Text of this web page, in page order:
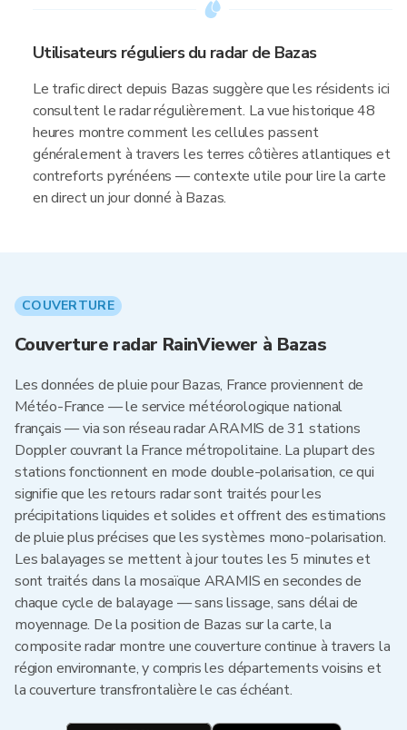
Utilisateurs réguliers du radar de Bazas
Le trafic direct depuis Bazas suggère que les résidents ici
consultent le radar régulièrement. La vue historique 48
heures montre comment les cellules passent
généralement à travers les terres côtières atlantiques et
contreforts pyrénéens — contexte utile pour lire la carte
en direct un jour donné à Bazas.
COUVERTURE
Couverture radar RainViewer à Bazas
Les données de pluie pour Bazas, France proviennent de
Météo-France — le service météorologique national
français — via son réseau radar ARAMIS de 31 stations
Doppler couvrant la France métropolitaine. La plupart des
stations fonctionnent en mode double-polarisation, ce qui
signifie que les retours radar sont traités pour les
précipitations liquides et solides et offrent des estimations
de pluie plus précises que les systèmes mono-polarisation.
Les balayages se mettent à jour toutes les 5 minutes et
sont traités dans la mosaïque ARAMIS en secondes de
chaque cycle de balayage — sans lissage, sans délai de
moyennage. De la position de Bazas sur la carte, la
composite radar montre une couverture continue à travers la
région environnante, y compris les départements voisins et
la couverture transfrontalière le cas échéant.